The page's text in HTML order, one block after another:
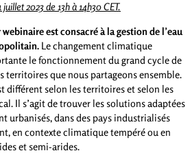
juillet 2023 de 13h à 14h30 CET.
est consacré à la gestion de l’eau
Le changement climatique
le fonctionnement du grand cycle de
territoires que nous partageons ensemble.
différent selon les territoires et selon les
Il s’agit de trouver les solutions adaptées
urbanisés, dans des pays industrialisés
en contexte climatique tempéré ou en
et semi-arides.